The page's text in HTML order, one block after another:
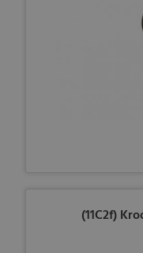
(11C2f)